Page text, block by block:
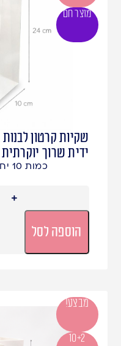
ידית שרוך יוקרתית
כמות 10 יחידות
הוספה לסל
מוצר חם
מבצע!
10+2